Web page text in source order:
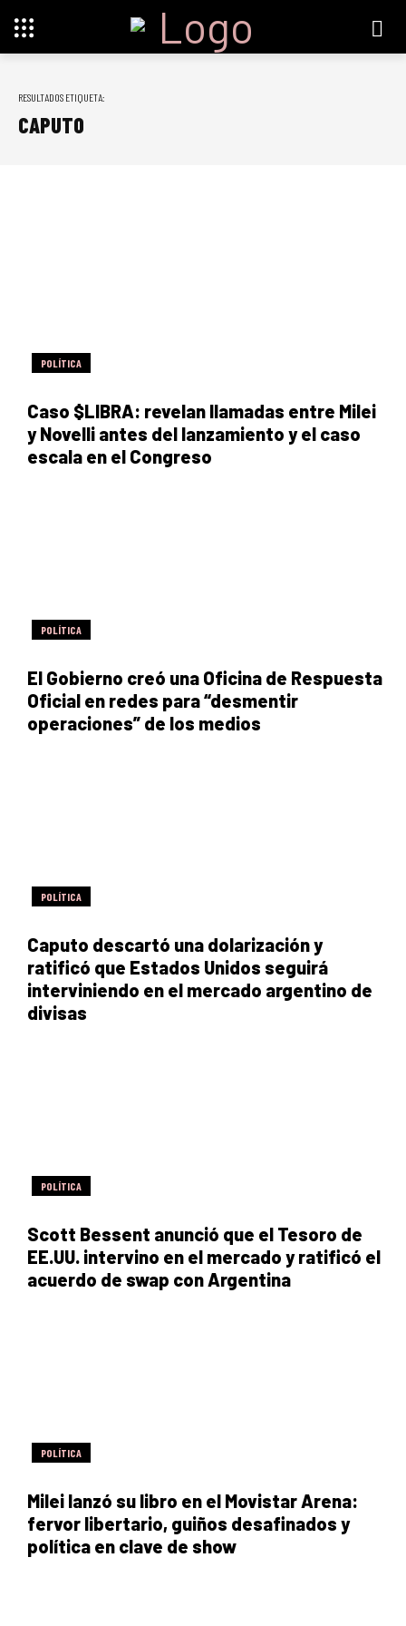
RESULTADOS ETIQUETA:
CAPUTO
POLÍTICA
Caso $LIBRA: revelan llamadas entre Milei
y Novelli antes del lanzamiento y el caso
escala en el Congreso
POLÍTICA
El Gobierno creó una Oficina de Respuesta
Oficial en redes para “desmentir
operaciones” de los medios
POLÍTICA
Caputo descartó una dolarización y
ratificó que Estados Unidos seguirá
interviniendo en el mercado argentino de
divisas
POLÍTICA
Scott Bessent anunció que el Tesoro de
EE.UU. intervino en el mercado y ratificó el
acuerdo de swap con Argentina
POLÍTICA
Milei lanzó su libro en el Movistar Arena:
fervor libertario, guiños desafinados y
política en clave de show